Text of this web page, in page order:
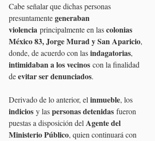
Cabe señalar que dichas personas
presuntamente generaban
violencia principalmente en las colonias
México 83, Jorge Murad y San Aparicio,
donde, de acuerdo con las indagatorias,
intimidaban a los vecinos con la finalidad
de evitar ser denunciados.
Derivado de lo anterior, el inmueble, los
indicios y las personas detenidas fueron
puestas a disposición del Agente del
Ministerio Público, quien continuará con